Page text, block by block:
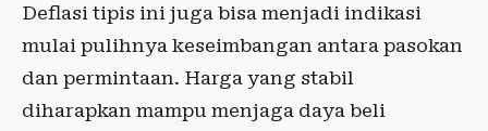
Deflasi tipis ini juga bisa menjadi indikasi
mulai pulihnya keseimbangan antara pasokan
dan permintaan. Harga yang stabil
diharapkan mampu menjaga daya beli